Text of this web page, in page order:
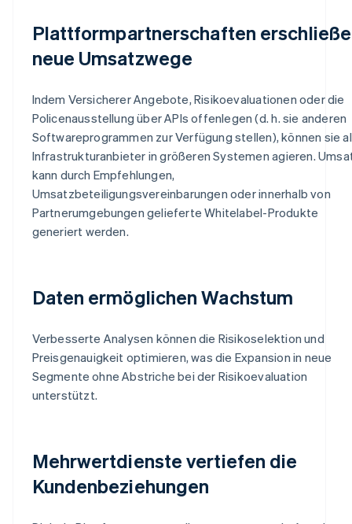
Plattformpartnerschaften
neue Umsatzwege
Indem Versicherer Angebote, Risikoevaluationen oder die
Policenausstellung über APIs offenlegen (d. h. sie anderen
Softwareprogrammen zur Verfügung stellen), können sie
Infrastrukturanbieter in größeren Systemen agieren.
kann durch Empfehlungen,
Umsatzbeteiligungsvereinbarungen oder innerhalb von
Partnerumgebungen gelieferte Whitelabel-Produkte
generiert werden.
Daten ermöglichen Wachstum
Verbesserte Analysen können die Risikoselektion und
Preisgenauigkeit optimieren, was die Expansion in neue
Segmente ohne Abstriche bei der Risikoevaluation
unterstützt.
Mehrwertdienste vertiefen die
Kundenbeziehungen